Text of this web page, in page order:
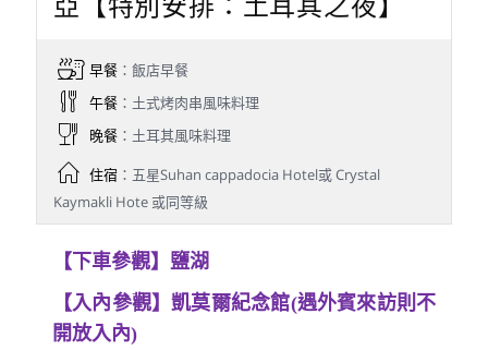
早餐：飯店早餐
午餐：土式烤肉串風味料理
晚餐：土耳其風味料理
住宿：五星Suhan cappadocia Hotel或 Crystal
Kaymakli Hote 或同等級
【下車參觀】鹽湖
【入內參觀】凱莫爾紀念館(遇外賓來訪則不
開放入內)